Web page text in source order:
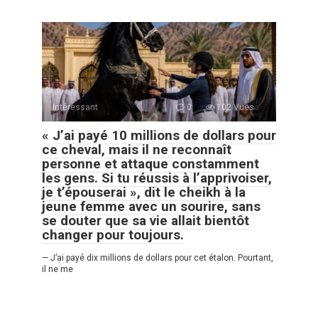
Intéressant 0 102 Vues :
« J’ai payé 10 millions de dollars pour
ce cheval, mais il ne reconnaît
personne et attaque constamment
les gens. Si tu réussis à l’apprivoiser,
je t’épouserai », dit le cheikh à la
jeune femme avec un sourire, sans
se douter que sa vie allait bientôt
changer pour toujours.
— J’ai payé dix millions de dollars pour cet étalon. Pourtant,
il ne me